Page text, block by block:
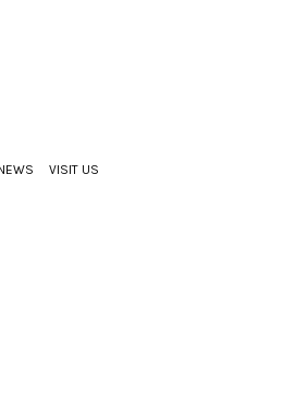
VISIT US